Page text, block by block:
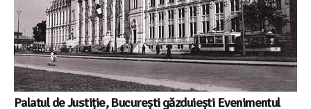
Palatul de Justiție, București găzduiești Evenimentul